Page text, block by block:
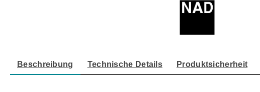
Beschreibung Technische Details Produktsicherheit